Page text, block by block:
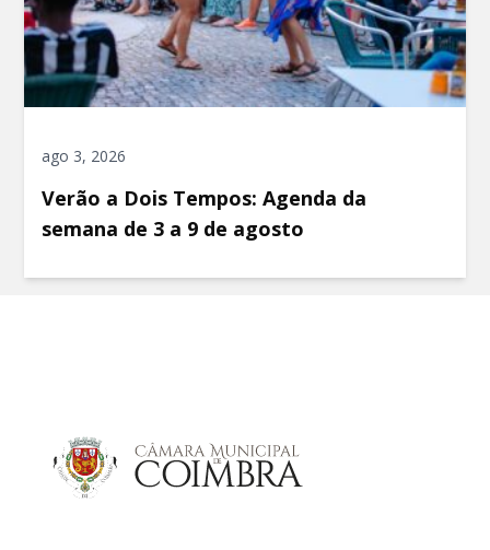
ago 3, 2026
Verão a Dois Tempos: Agenda da
semana de 3 a 9 de agosto